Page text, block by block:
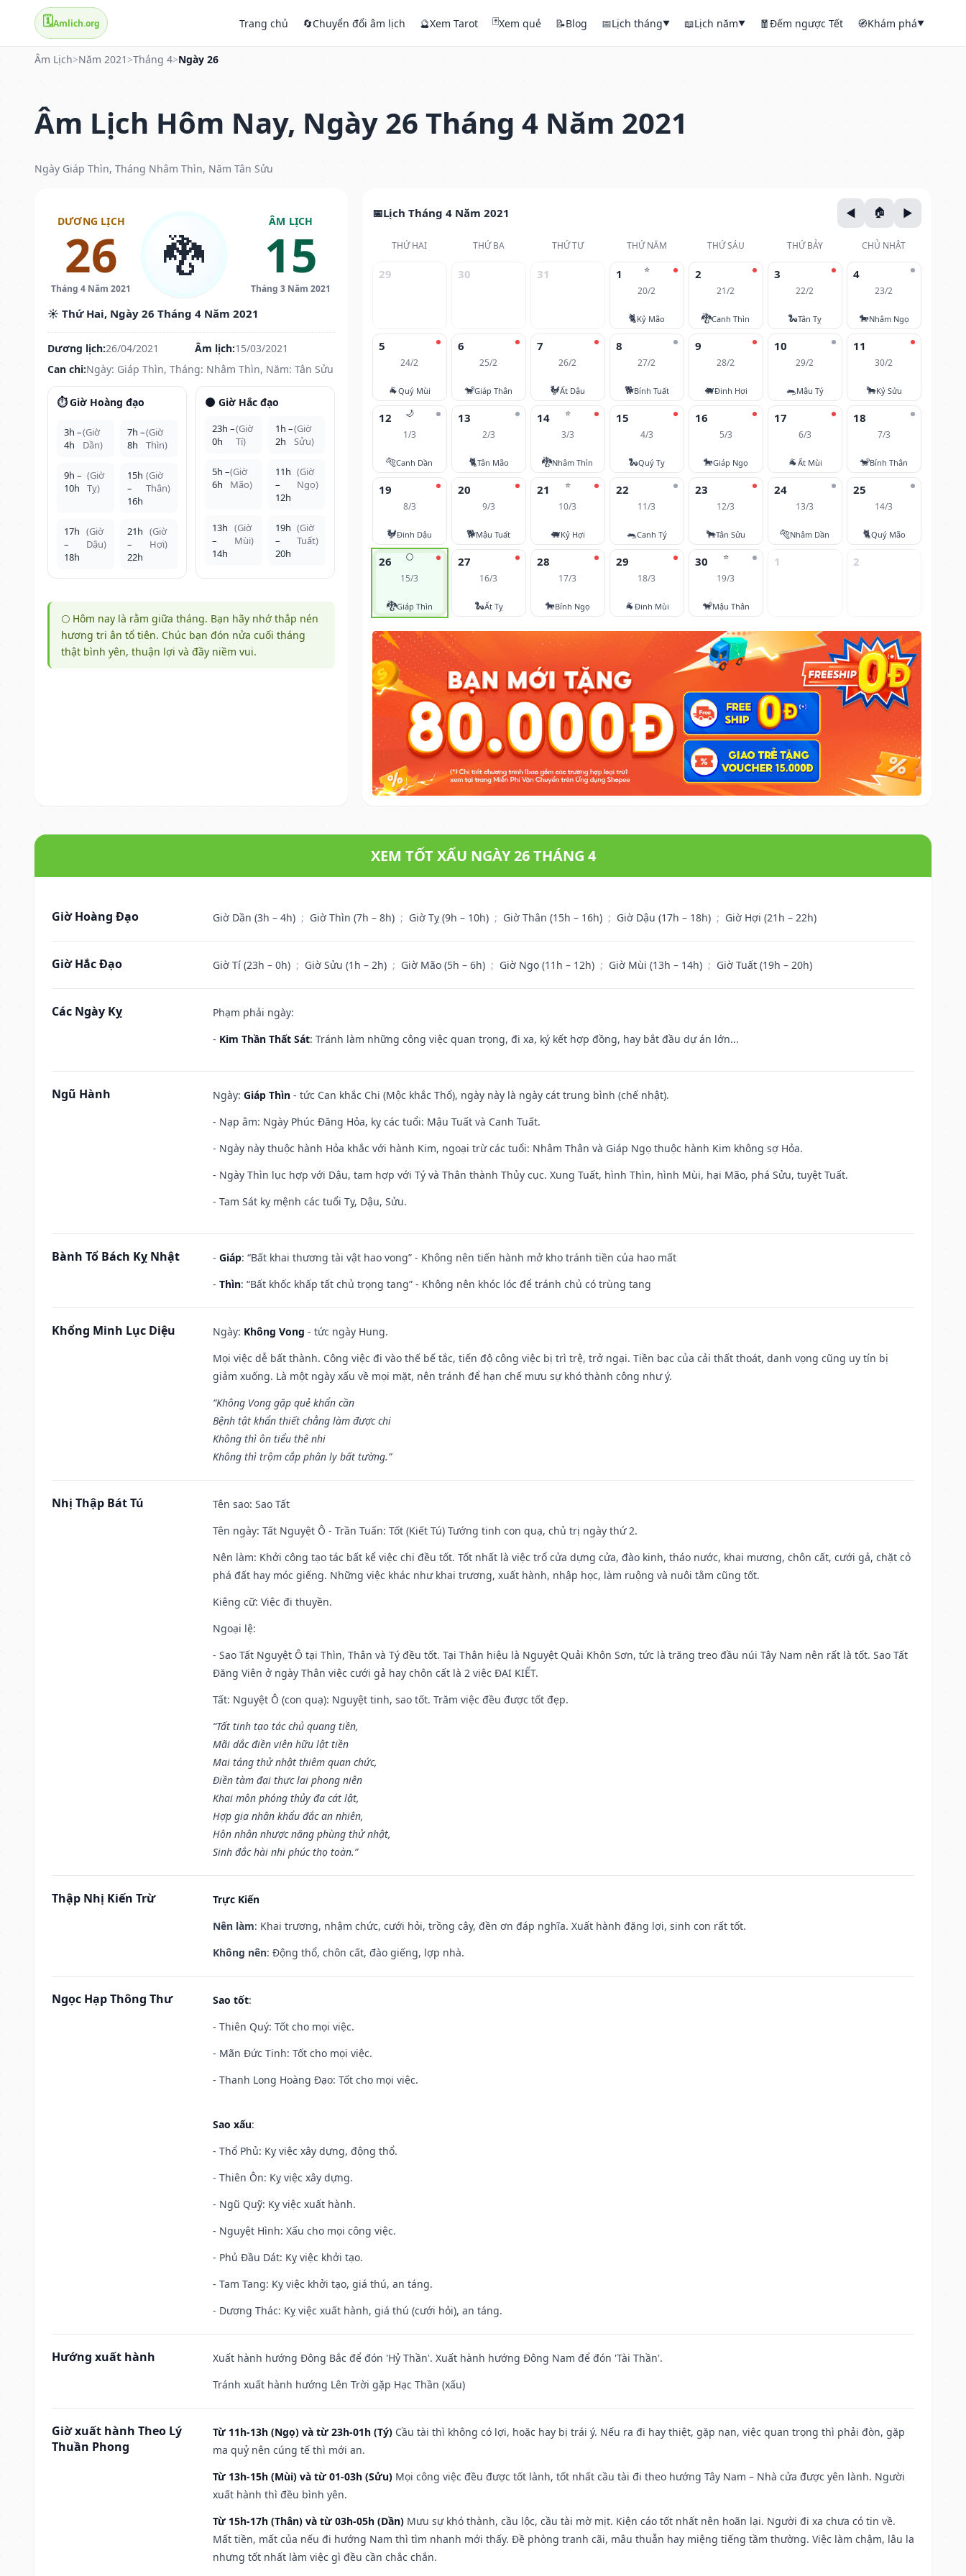
🗓️Amlich.org Trang chủ 🔄Chuyển đổi âm lịch 🔮Xem Tarot 🃏Xem quẻ 📝Blog 📅Lịch tháng▼ 📖Lịch năm▼ 🧧Đếm ngược Tết 🧭Khám phá▼
Âm Lịch>Năm 2021 >Tháng 4>Ngày 26
Âm Lịch Hôm Nay, Ngày 26 Tháng 4 Năm 2021
Ngày Giáp Thìn, Tháng Nhâm Thìn, Năm Tân Sửu
DƯƠNG LỊCH
26
Tháng 4 Năm 2021
🐉
ÂM LỊCH
15
Tháng 3 Năm 2021
☀️ Thứ Hai, Ngày 26 Tháng 4 Năm 2021
Dương lịch:26/04/2021 Âm lịch:15/03/2021
Can chi:Ngày: Giáp Thìn, Tháng: Nhâm Thìn, Năm: Tân Sửu
⏱️ Giờ Hoàng đạo
3h –
4h
(Giờ
Dần)
7h –
8h
(Giờ
Thìn)
9h –
10h
(Giờ
Tỵ)
15h
–
16h
(Giờ
Thân)
17h
–
18h
(Giờ
Dậu)
21h
–
22h
(Giờ
Hợi)
🌑 Giờ Hắc đạo
23h –
0h
(Giờ
Tí)
1h –
2h
(Giờ
Sửu)
5h –
6h
(Giờ
Mão)
11h
–
12h
(Giờ
Ngọ)
13h
–
14h
(Giờ
Mùi)
19h
–
20h
(Giờ
Tuất)
🌕 Hôm nay là rằm giữa tháng. Bạn hãy nhớ thắp nén
hương tri ân tổ tiên. Chúc bạn đón nửa cuối tháng
thật bình yên, thuận lợi và đầy niềm vui.
Lịch Tháng 4 Năm 2021
THỨ HAI THỨ BA THỨ TƯ THỨ NĂM THỨ SÁU THỨ BẢY CHỦ NHẬT
29 30 31 ⭐
1
20/2
🐈Kỷ Mão
2
21/2
🐉Canh Thìn
3
22/2
🐍Tân Tỵ
4
23/2
🐎Nhâm Ngọ
5
24/2
🐐Quý Mùi
6
25/2
🐒Giáp Thân
7
26/2
🐓Ất Dậu
8
27/2
🐕Bính Tuất
9
28/2
🐖Đinh Hợi
10
29/2
🐀Mậu Tý
11
30/2
🐂Kỷ Sửu
🌙
12
1/3
🐅Canh Dần
13
2/3
🐈Tân Mão
⭐
14
3/3
🐉Nhâm Thìn
15
4/3
🐍Quý Tỵ
16
5/3
🐎Giáp Ngọ
17
6/3
🐐Ất Mùi
18
7/3
🐒Bính Thân
19
8/3
🐓Đinh Dậu
20
9/3
🐕Mậu Tuất
⭐
21
10/3
🐖Kỷ Hợi
22
11/3
🐀Canh Tý
23
12/3
🐂Tân Sửu
24
13/3
🐅Nhâm Dần
25
14/3
🐈Quý Mão
🌕
26
15/3
🐉Giáp Thìn
27
16/3
🐍Ất Tỵ
28
17/3
🐎Bính Ngọ
29
18/3
🐐Đinh Mùi
⭐
30
19/3
🐒Mậu Thân
1 2
XEM TỐT XẤU NGÀY 26 THÁNG 4
Giờ Hoàng Đạo Giờ Dần (3h – 4h) ; Giờ Thìn (7h – 8h) ; Giờ Tỵ (9h – 10h) ; Giờ Thân (15h – 16h) ; Giờ Dậu (17h – 18h) ; Giờ Hợi (21h – 22h)
Giờ Hắc Đạo Giờ Tí (23h – 0h) ; Giờ Sửu (1h – 2h) ; Giờ Mão (5h – 6h) ; Giờ Ngọ (11h – 12h) ; Giờ Mùi (13h – 14h) ; Giờ Tuất (19h – 20h)
Các Ngày Kỵ
Phạm phải ngày:
- Kim Thần Thất Sát: Tránh làm những công việc quan trọng, đi xa, ký kết hợp đồng, hay bắt đầu dự án lớn...
Ngũ Hành Ngày: Giáp Thìn - tức Can khắc Chi (Mộc khắc Thổ), ngày này là ngày cát trung bình (chế nhật).
- Nạp âm: Ngày Phúc Đăng Hỏa, kỵ các tuổi: Mậu Tuất và Canh Tuất.
- Ngày này thuộc hành Hỏa khắc với hành Kim, ngoại trừ các tuổi: Nhâm Thân và Giáp Ngọ thuộc hành Kim không sợ Hỏa.
- Ngày Thìn lục hợp với Dậu, tam hợp với Tý và Thân thành Thủy cục. Xung Tuất, hình Thìn, hình Mùi, hại Mão, phá Sửu, tuyệt Tuất.
- Tam Sát kỵ mệnh các tuổi Tỵ, Dậu, Sửu.
Bành Tổ Bách Kỵ Nhật - Giáp: “Bất khai thương tài vật hao vong” - Không nên tiến hành mở kho tránh tiền của hao mất
- Thìn: “Bất khốc khấp tất chủ trọng tang” - Không nên khóc lóc để tránh chủ có trùng tang
Khổng Minh Lục Diệu Ngày: Không Vong - tức ngày Hung.
Mọi việc dễ bất thành. Công việc đi vào thế bế tắc, tiến độ công việc bị trì trệ, trở ngại. Tiền bạc của cải thất thoát, danh vọng cũng uy tín bị
giảm xuống. Là một ngày xấu về mọi mặt, nên tránh để hạn chế mưu sự khó thành công như ý.
“Không Vong gặp quẻ khẩn cần
Bệnh tật khẩn thiết chẳng làm được chi
Không thì ôn tiểu thê nhi
Không thì trộm cắp phân ly bất tường.”
Nhị Thập Bát Tú Tên sao: Sao Tất
Tên ngày: Tất Nguyệt Ô - Trần Tuấn: Tốt (Kiết Tú) Tướng tinh con quạ, chủ trị ngày thứ 2.
Nên làm: Khởi công tạo tác bất kể việc chi đều tốt. Tốt nhất là việc trổ cửa dựng cửa, đào kinh, tháo nước, khai mương, chôn cất, cưới gả, chặt cỏ
phá đất hay móc giếng. Những việc khác như khai trương, xuất hành, nhập học, làm ruộng và nuôi tằm cũng tốt.
Kiêng cữ: Việc đi thuyền.
Ngoại lệ:
- Sao Tất Nguyệt Ô tại Thìn, Thân và Tý đều tốt. Tại Thân hiệu là Nguyệt Quải Khôn Sơn, tức là trăng treo đầu núi Tây Nam nên rất là tốt. Sao Tất
Đăng Viên ở ngày Thân việc cưới gả hay chôn cất là 2 việc ĐẠI KIẾT.
Tất: Nguyệt Ô (con quạ): Nguyệt tinh, sao tốt. Trăm việc đều được tốt đẹp.
“Tất tinh tạo tác chủ quang tiền,
Mãi dắc điền viên hữu lật tiền
Mai táng thử nhật thiêm quan chức,
Điền tàm đại thực lai phong niên
Khai môn phóng thủy đa cát lật,
Hợp gia nhân khẩu đắc an nhiên,
Hôn nhân nhược năng phùng thử nhật,
Sinh đắc hài nhi phúc thọ toàn.”
Thập Nhị Kiến Trừ
Trực Kiến
Nên làm: Khai trương, nhậm chức, cưới hỏi, trồng cây, đền ơn đáp nghĩa. Xuất hành đặng lợi, sinh con rất tốt.
Không nên: Động thổ, chôn cất, đào giếng, lợp nhà.
Ngọc Hạp Thông Thư Sao tốt:
- Thiên Quý: Tốt cho mọi việc.
- Mãn Đức Tinh: Tốt cho mọi việc.
- Thanh Long Hoàng Đạo: Tốt cho mọi việc.
Sao xấu:
- Thổ Phủ: Kỵ việc xây dựng, động thổ.
- Thiên Ôn: Kỵ việc xây dựng.
- Ngũ Quỹ: Kỵ việc xuất hành.
- Nguyệt Hình: Xấu cho mọi công việc.
- Phủ Đầu Dát: Kỵ việc khởi tạo.
- Tam Tang: Kỵ việc khởi tạo, giá thú, an táng.
- Dương Thác: Kỵ việc xuất hành, giá thú (cưới hỏi), an táng.
Hướng xuất hành
Xuất hành hướng Đông Bắc để đón 'Hỷ Thần'. Xuất hành hướng Đông Nam để đón 'Tài Thần'.
Tránh xuất hành hướng Lên Trời gặp Hạc Thần (xấu)
Giờ xuất hành Theo Lý
Thuần Phong
Từ 11h-13h (Ngọ) và từ 23h-01h (Tý) Cầu tài thì không có lợi, hoặc hay bị trái ý. Nếu ra đi hay thiệt, gặp nạn, việc quan trọng thì phải đòn, gặp
ma quỷ nên cúng tế thì mới an.
Từ 13h-15h (Mùi) và từ 01-03h (Sửu) Mọi công việc đều được tốt lành, tốt nhất cầu tài đi theo hướng Tây Nam – Nhà cửa được yên lành. Người
xuất hành thì đều bình yên.
Từ 15h-17h (Thân) và từ 03h-05h (Dần) Mưu sự khó thành, cầu lộc, cầu tài mờ mịt. Kiện cáo tốt nhất nên hoãn lại. Người đi xa chưa có tin về.
Mất tiền, mất của nếu đi hướng Nam thì tìm nhanh mới thấy. Đề phòng tranh cãi, mâu thuẫn hay miệng tiếng tầm thường. Việc làm chậm, lâu la
nhưng tốt nhất làm việc gì đều cần chắc chắn.